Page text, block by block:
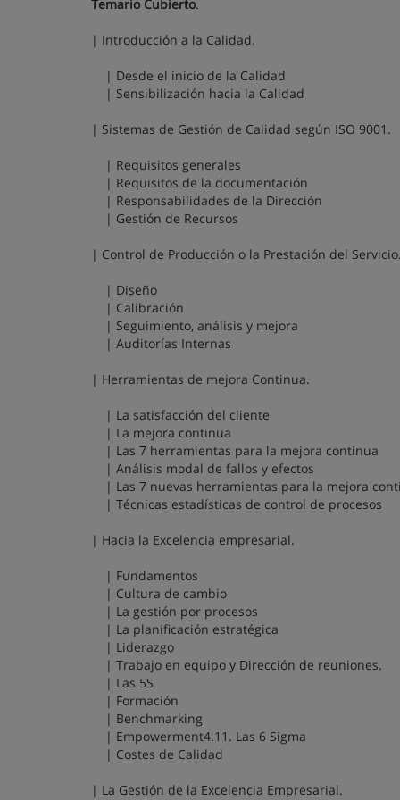
Temario Cubierto.
| Introducción a la Calidad.
| Desde el inicio de la Calidad
| Sensibilización hacia la Calidad
| Sistemas de Gestión de Calidad según ISO 9001.
| Requisitos generales
| Requisitos de la documentación
| Responsabilidades de la Dirección
| Gestión de Recursos
| Control de Producción o la Prestación del
| Diseño
| Calibración
| Seguimiento, análisis y mejora
| Auditorías Internas
| Herramientas de mejora Continua.
| La satisfacción del cliente
| La mejora continua
| Las 7 herramientas para la mejora continua
| Análisis modal de fallos y efectos
| Las 7 nuevas herramientas para la mejora
| Técnicas estadísticas de control de procesos
| Hacia la Excelencia empresarial.
| Fundamentos
| Cultura de cambio
| La gestión por procesos
| La planificación estratégica
| Liderazgo
| Trabajo en equipo y Dirección de reuniones.
| Las 5S
| Formación
| Benchmarking
| Empowerment4.11. Las 6 Sigma
| Costes de Calidad
| La Gestión de la Excelencia Empresarial.